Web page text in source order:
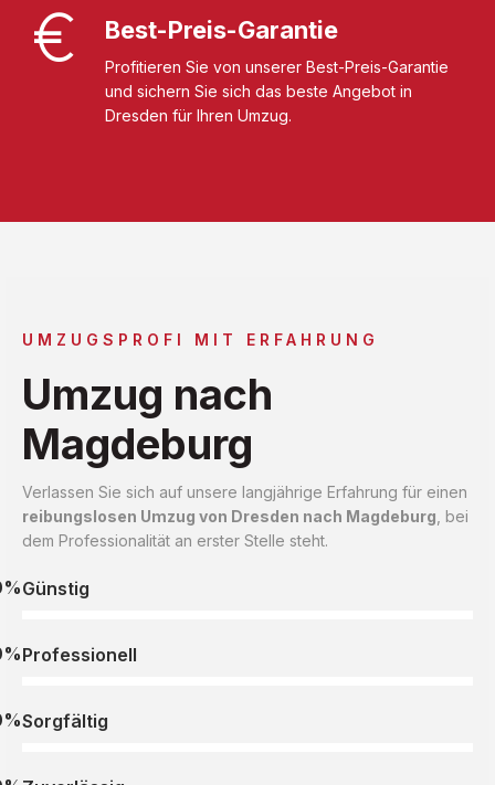
Best-Preis-Garantie
Profitieren Sie von unserer Best-Preis-Garantie
und sichern Sie sich das beste Angebot in
Dresden für Ihren Umzug.
UMZUGSPROFI MIT ERFAHRUNG
Umzug nach
Magdeburg
Verlassen Sie sich auf unsere langjährige Erfahrung für einen
reibungslosen Umzug von Dresden nach Magdeburg , bei
dem Professionalität an erster Stelle steht.
Günstig
Professionell
Sorgfältig